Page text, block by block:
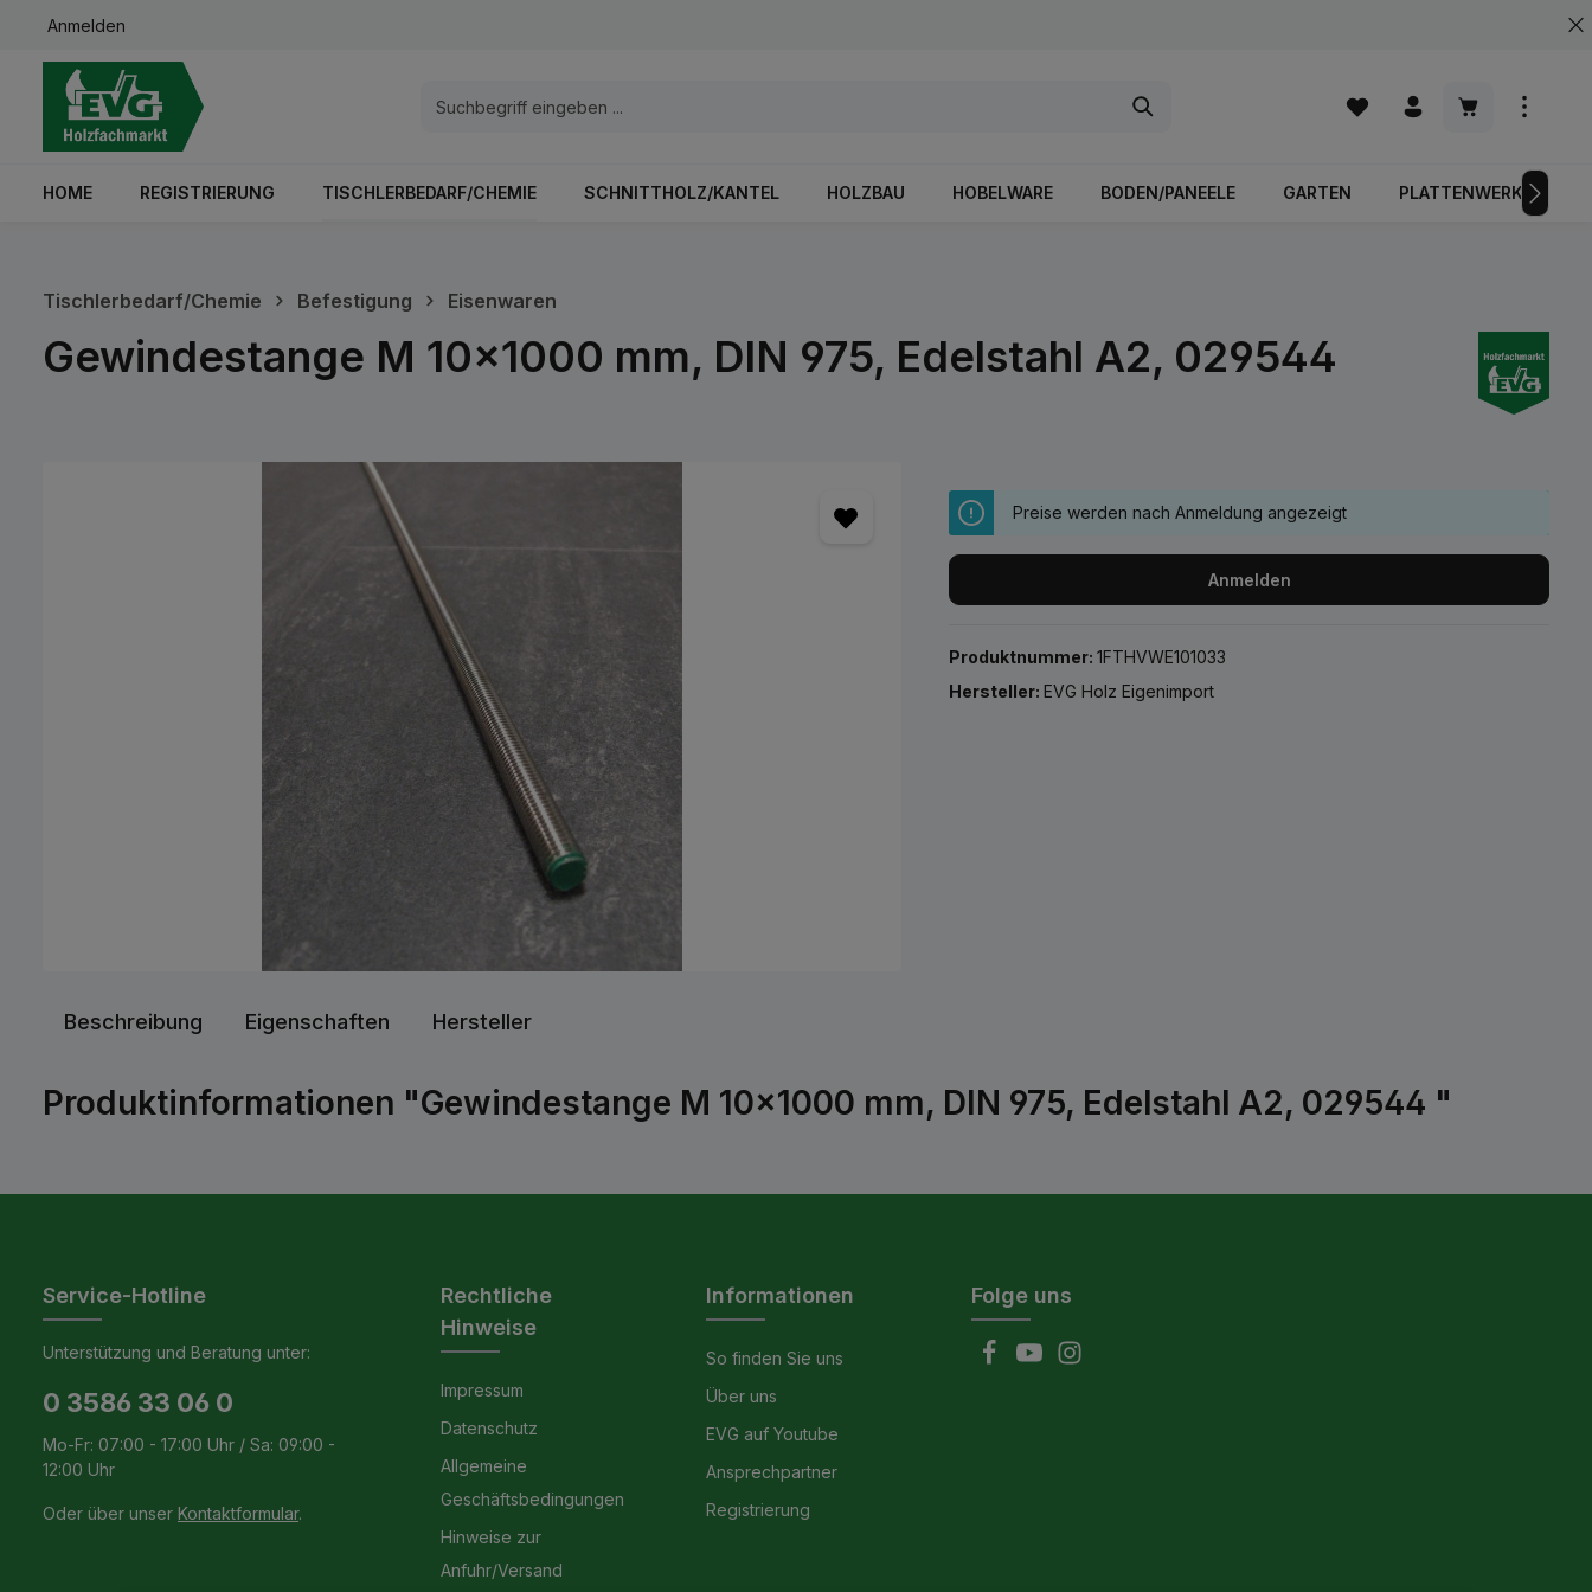
Zur Hauptnavigation springen
Anmelden
Warenkorb
HOME REGISTRIERUNG TISCHLERBEDARF/CHEMIE SCHNITTHOLZ/KANTEL HOLZBAU HOBELWARE BODEN/PANEELE GARTEN PLATTENWERKSTOFFE
Tischlerbedarf/Chemie Befestigung Eisenwaren
Gewindestange M 10x1000 mm, DIN 975, Edelstahl A2, 029544
Preise werden nach Anmeldung angezeigt
Anmelden
Produktnummer:1FTHVWE101033
Hersteller:EVG Holz Eigenimport
Beschreibung Eigenschaften Hersteller
Produktinformationen "Gewindestange M 10x1000 mm, DIN 975, Edelstahl A2, 029544 "
Service-Hotline
Unterstützung und Beratung unter:
0 3586 33 06 0
Mo-Fr: 07:00 - 17:00 Uhr / Sa: 09:00 -
12:00 Uhr
Oder über unser Kontaktformular.
Rechtliche
Hinweise
Impressum
Datenschutz
Allgemeine
Geschäftsbedingungen
Hinweise zur
Anfuhr/Versand
Informationen
So finden Sie uns
Über uns
EVG auf Youtube
Ansprechpartner
Registrierung
Folge uns